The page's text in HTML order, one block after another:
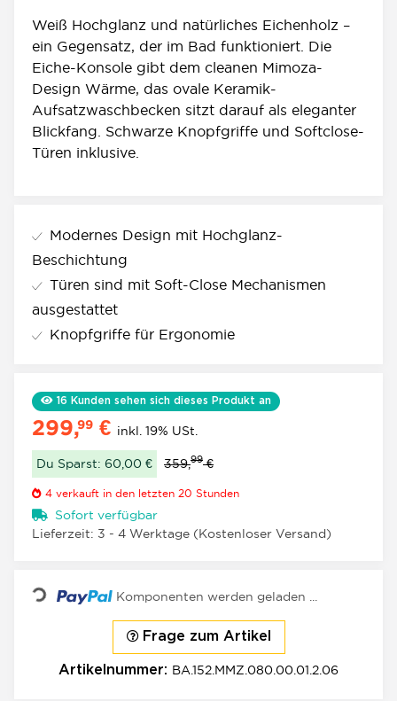
Weiß Hochglanz und natürliches Eichenholz –
ein Gegensatz, der im Bad funktioniert. Die
Eiche-Konsole gibt dem cleanen Mimoza-
Design Wärme, das ovale Keramik-
Aufsatzwaschbecken sitzt darauf als eleganter
Blickfang. Schwarze Knopfgriffe und Softclose-
Türen inklusive.
Modernes Design mit Hochglanz-
Beschichtung
Türen sind mit Soft-Close Mechanismen
ausgestattet
Knopfgriffe für Ergonomie
16 Kunden sehen sich dieses Produkt an
299,99 € inkl. 19% USt.
Du Sparst: 60,00 € 359,99€
4 verkauft in den letzten 20 Stunden
Sofort verfügbar
Lieferzeit: 3 - 4 Werktage (Kostenloser Versand)
Loading... Komponenten werden geladen ...
Frage zum Artikel
Artikelnummer: BA.152.MMZ.080.00.01.2.06